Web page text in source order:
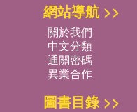
網站導航 >>
關於我們
中文分類
通關密碼
異業合作
圖書目錄 >>